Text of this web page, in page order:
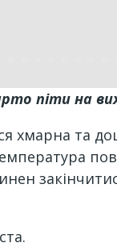
піти на
хмарна та